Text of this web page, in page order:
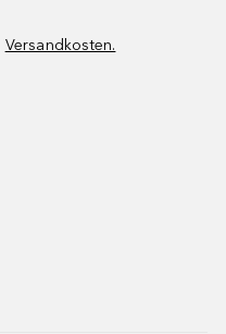
Versandkosten.